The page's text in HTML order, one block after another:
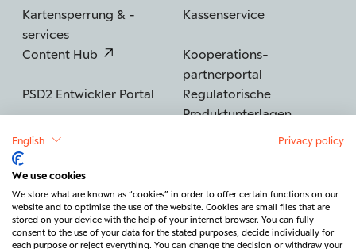
Kartensperrung & -
services
Kassenservice
Content Hub
Kooperations­
partnerportal
PSD2 Entwickler Portal
Regulatorische
Produktunterlagen
Datenschutz Sicherheit Barrierefreiheit
Rechtliches & Regulatorik
English Privacy policy
We use cookies
We store what are known as “cookies” in order to offer certain functions on our
website and to optimise the use of the website. Cookies are small files that are
stored on your device with the help of your internet browser. You can fully
consent to the use of your data for the stated purposes, decide individually for
each purpose or reject everything. You can change the decision or withdraw your